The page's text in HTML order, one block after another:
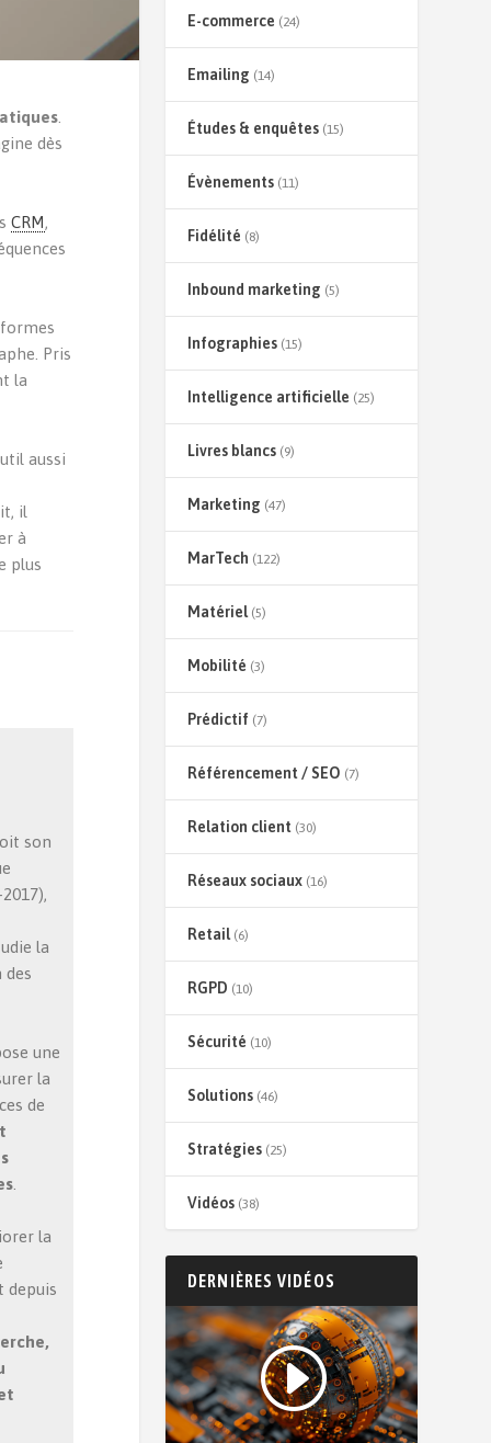
dès
CRM,
Pris
la
aussi
il
à
plus
son
la
une
la
de
la
depuis
E-commerce (24)
Emailing (14)
Études & enquêtes(15)
Évènements(11)
Fidélité (8)
Inbound marketing (5)
Infographies(15)
Intelligence artificielle (25)
Livres blancs(9)
Marketing (47)
MarTech (122)
Matériel(5)
Mobilité (3)
Prédictif (7)
Référencement / SEO (7)
Relation client (30)
Réseaux sociaux(16)
Retail(6)
RGPD (10)
Sécurité (10)
Solutions(46)
Stratégies(25)
Vidéos(38)
DERNIÈRES VIDÉOS